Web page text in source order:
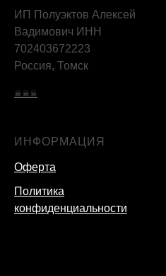
ИП Полуэктов Алексей
Вадимович ИНН
702403672223
Россия, Томск
☠☠☠
ИНФОРМАЦИЯ
Оферта
Политика
конфиденциальности